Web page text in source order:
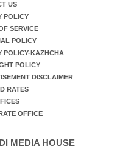
US
POLICY
SERVICE
POLICY
POLICY-KAZHCHA
POLICY
DISCLAIMER
RATES
OFFICE
MEDIA HOUSE